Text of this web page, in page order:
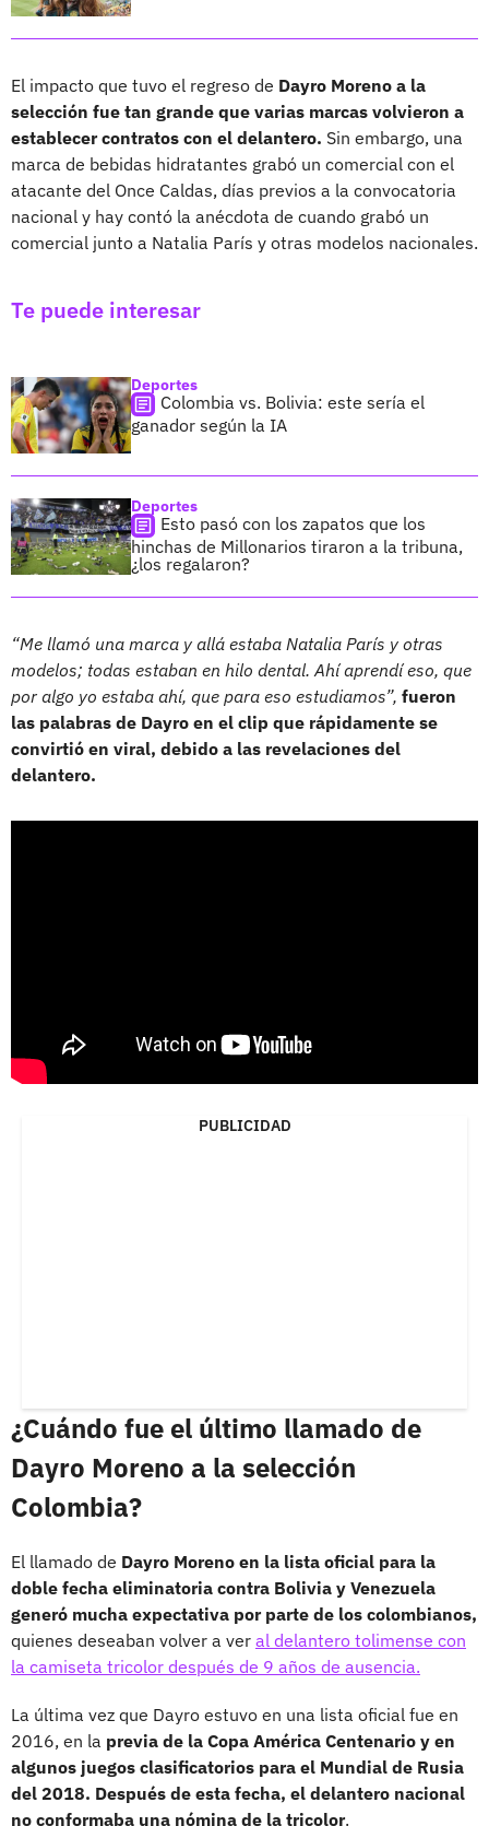
El impacto que tuvo el regreso de Dayro Moreno a la
selección fue tan grande que varias marcas volvieron a
establecer contratos con el delantero. Sin embargo, una
marca de bebidas hidratantes grabó un comercial con el
atacante del Once Caldas, días previos a la convocatoria
nacional y hay contó la anécdota de cuando grabó un
comercial junto a Natalia París y otras modelos nacionales.
Te puede interesar
Deportes
Colombia vs. Bolivia: este sería el
ganador según la IA
Deportes
Esto pasó con los zapatos que los
hinchas de Millonarios tiraron a la tribuna,
¿los regalaron?
“Me llamó una marca y allá estaba Natalia París y otras
modelos; todas estaban en hilo dental. Ahí aprendí eso, que
por algo yo estaba ahí, que para eso estudiamos”, fueron
las palabras de Dayro en el clip que rápidamente se
convirtió en viral, debido a las revelaciones del
delantero.
PUBLICIDAD
¿Cuándo fue el último llamado de
Dayro Moreno a la selección
Colombia?
El llamado de Dayro Moreno en la lista oficial para la
doble fecha eliminatoria contra Bolivia y Venezuela
generó mucha expectativa por parte de los colombianos,
quienes deseaban volver a ver al delantero tolimense con
la camiseta tricolor después de 9 años de ausencia.
La última vez que Dayro estuvo en una lista oficial fue en
2016, en la previa de la Copa América Centenario y en
algunos juegos clasificatorios para el Mundial de Rusia
del 2018. Después de esta fecha, el delantero nacional
no conformaba una nómina de la tricolor.